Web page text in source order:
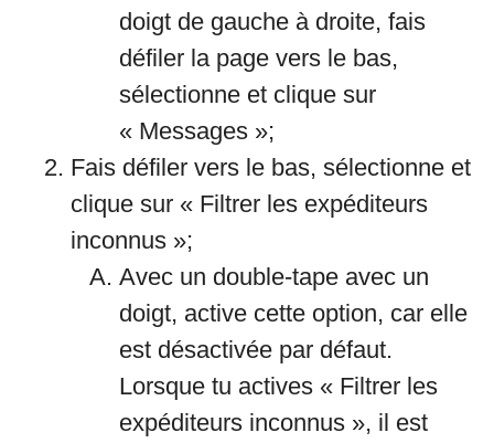
doigt de gauche à droite, fais
défiler la page vers le bas,
sélectionne et clique sur
« Messages »;
Fais défiler vers le bas, sélectionne et
clique sur « Filtrer les expéditeurs
inconnus »;
Avec un double-tape avec un
doigt, active cette option, car elle
est désactivée par défaut.
Lorsque tu actives « Filtrer les
expéditeurs inconnus », il est